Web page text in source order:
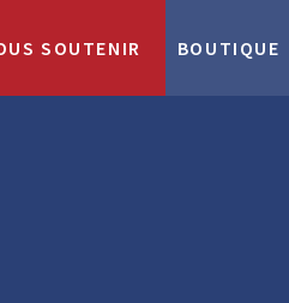
SOUTENIR BOUTIQUE